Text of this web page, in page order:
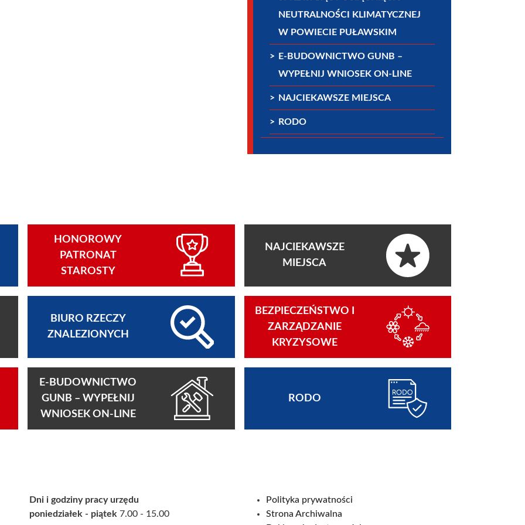
NEUTRALNOŚCI KLIMATYCZNEJ
W POWIECIE PUŁAWSKIM
E-BUDOWNICTWO GUNB –
WYPEŁNIJ WNIOSEK ON-LINE
NAJCIEKAWSZE MIEJSCA
RODO
HONOROWY
PATRONAT
STAROSTY
NAJCIEKAWSZE
MIEJSCA
BIURO RZECZY
ZNALEZIONYCH
BEZPIECZEŃSTWO I
ZARZĄDZANIE
KRYZYSOWE
E-BUDOWNICTWO
GUNB – WYPEŁNIJ
WNIOSEK ON-LINE
RODO
Dni i godziny pracy urzędu
poniedziałek - piątek 7.00 - 15.00
Polityka prywatności
Strona Archiwalna